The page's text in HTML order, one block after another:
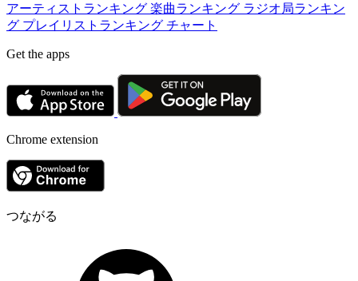
アーティストランキング 楽曲ランキング ラジオ局ランキン
グ プレイリストランキング チャート
Get the apps
Chrome extension
つながる